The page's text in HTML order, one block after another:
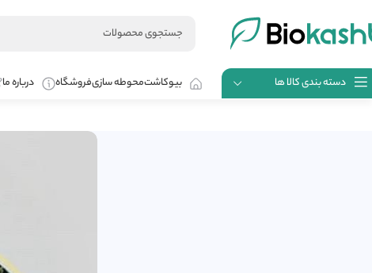
دسته بندی کالا ها بیوکاشتمحوطه سازیفروشگاه درباره ما